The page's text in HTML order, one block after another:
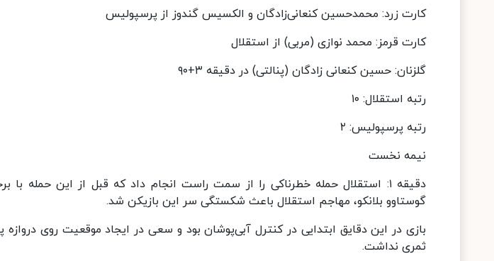
کارت زرد: محمدحسین کنعانی‌زادگان و الکسیس گندوز از پرسپولیس
کارت قرمز: محمد نوازی (مربی) از استقلال
گلزنان: حسین کنعانی زادگان (پنالتی) در دقیقه ۳+۹۰
رتبه استقلال: ۱۰
رتبه پرسپولیس: ۲
نیمه نخست
دقیقه ۱: استقلال حمله خطرناکی را از سمت راست انجام داد که قبل از این حمله
گوستاوو بلانکو، مهاجم استقلال باعث شکستگی سر این بازیکن شد.
بازی در این دقایق ابتدایی در کنترل آبی‌پوشان بود و سعی در ایجاد موقعیت روی
ثمری نداشت.